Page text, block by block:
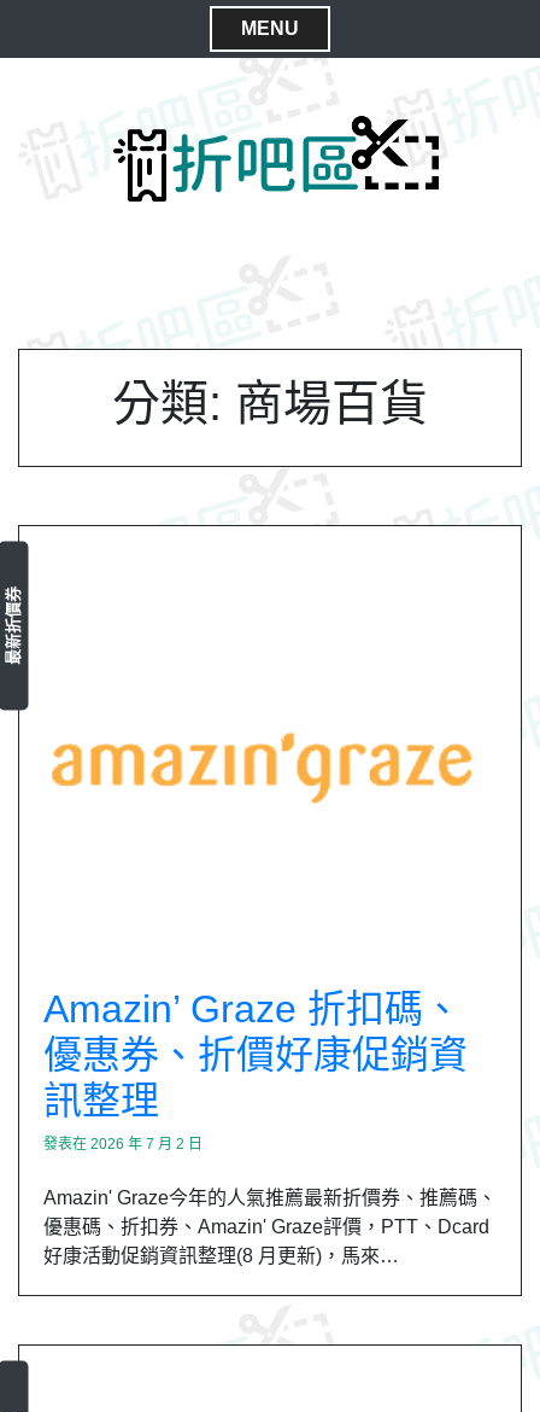
MENU
C
分類: 商場百貨
最新折價券
Amazin’ Graze 折扣碼、
優惠券、折價好康促銷資
訊整理
發表在 2026 年 7 月 2 日
Amazin' Graze今年的人氣推薦最新折價券、推薦碼、
優惠碼、折扣券、Amazin' Graze評價，PTT、Dcard
好康活動促銷資訊整理(8 月更新)，馬來…